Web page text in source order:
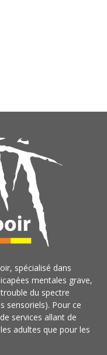
spécialisé dans
mentales grave,
du spectre
sensoriels). Pour ce
services allant de
adultes que pour les